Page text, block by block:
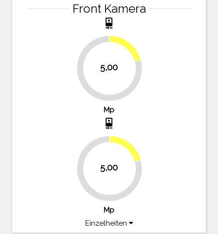
Front Kamera
camera_front
5,00
79.2%
20.8%
Mp
camera_front
5,00
79.2%
20.8%
Mp
Einzelheiten